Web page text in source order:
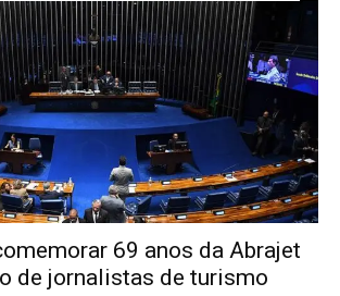
69 anos da Abrajet
de jornalistas de turismo